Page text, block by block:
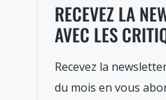
RECEVEZ LA
AVEC LES
Recevez la
du mois en vous